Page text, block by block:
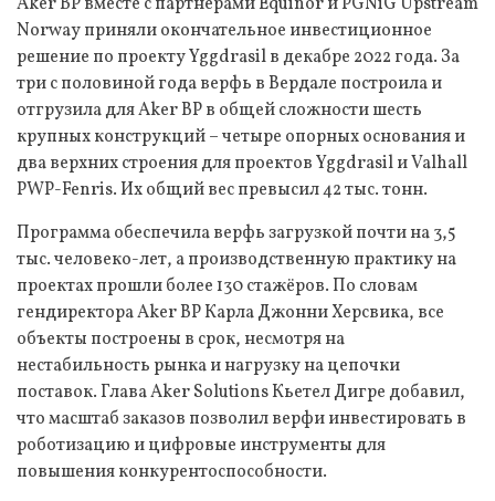
Norway приняли окончательное инвестиционное
решение по проекту Yggdrasil в декабре 2022 года. За
три с половиной года верфь в Вердале построила и
отгрузила для Aker BP в общей сложности шесть
крупных конструкций – четыре опорных основания и
два верхних строения для проектов Yggdrasil и Valhall
PWP-Fenris. Их общий вес превысил 42 тыс. тонн.
Программа обеспечила верфь загрузкой почти на 3,5
тыс. человеко-лет, а производственную практику на
проектах прошли более 130 стажёров. По словам
гендиректора Aker BP Карла Джонни Херсвика, все
объекты построены в срок, несмотря на
нестабильность рынка и нагрузку на цепочки
поставок. Глава Aker Solutions Кьетел Дигре добавил,
что масштаб заказов позволил верфи инвестировать в
роботизацию и цифровые инструменты для
повышения конкурентоспособности.